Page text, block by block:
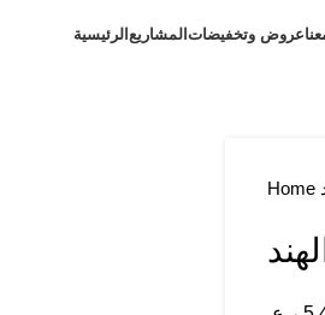
الرئيسيةالمشاريععروض وتخفيضات
Home